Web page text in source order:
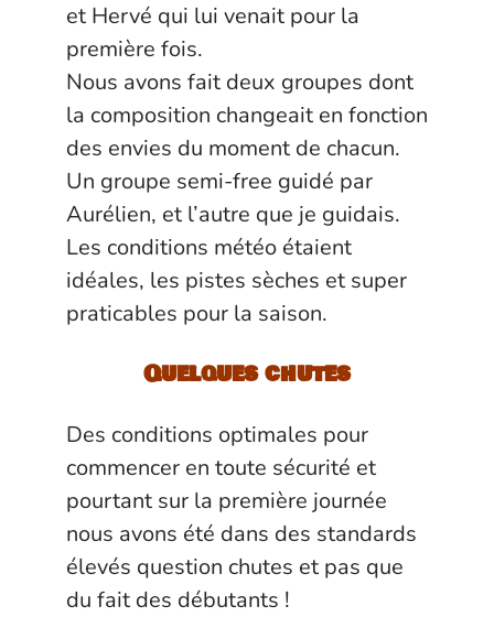
et Hervé qui lui venait pour la
première fois.
Nous avons fait deux groupes dont
la composition changeait en fonction
des envies du moment de chacun.
Un groupe semi-free guidé par
Aurélien, et l’autre que je guidais.
Les conditions météo étaient
idéales, les pistes sèches et super
praticables pour la saison.
Quelques chutes
Des conditions optimales pour
commencer en toute sécurité et
pourtant sur la première journée
nous avons été dans des standards
élevés question chutes et pas que
du fait des débutants !